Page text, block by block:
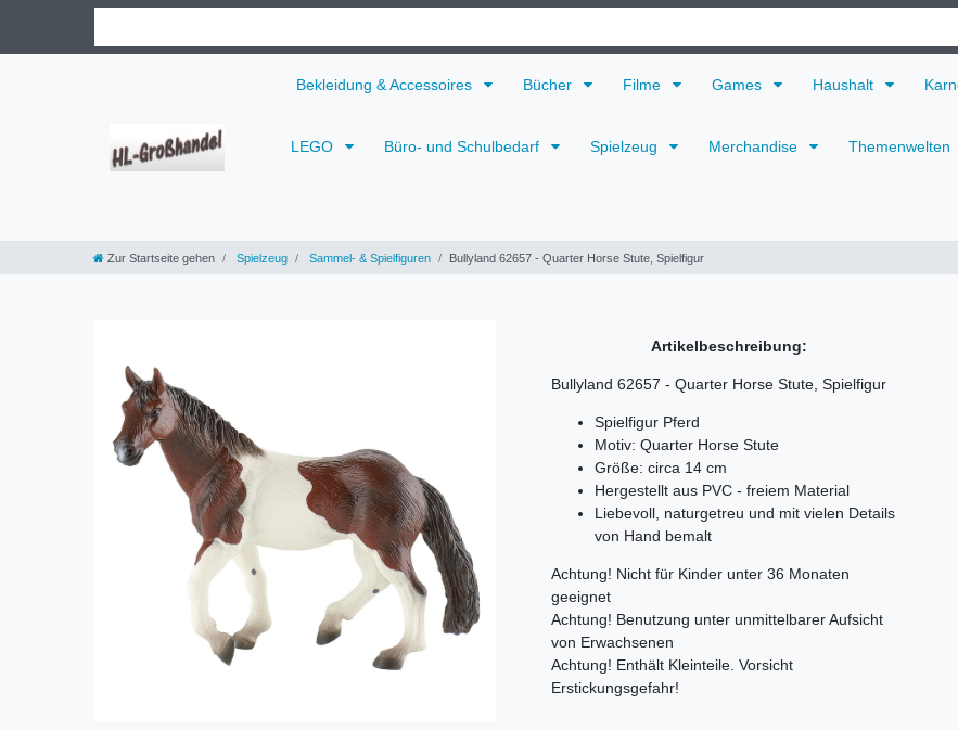
Bekleidung & Accessoires Bücher Filme Games Haushalt
LEGO Büro- und Schulbedarf Spielzeug Merchandise Themenwelten
Zur Startseite gehen Spielzeug Sammel- & Spielfiguren Bullyland 62657 - Quarter Horse Stute, Spielfigur
Artikelbeschreibung:
Bullyland 62657 - Quarter Horse Stute, Spielfigur
Spielfigur Pferd
Motiv: Quarter Horse Stute
Größe: circa 14 cm
Hergestellt aus PVC - freiem Material
Liebevoll, naturgetreu und mit vielen Details
von Hand bemalt
Achtung! Nicht für Kinder unter 36 Monaten
geeignet
Achtung! Benutzung unter unmittelbarer Aufsicht
von Erwachsenen
Achtung! Enthält Kleinteile. Vorsicht
Erstickungsgefahr!